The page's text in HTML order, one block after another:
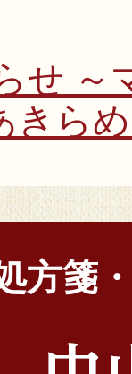
せ ～
きら
方箋